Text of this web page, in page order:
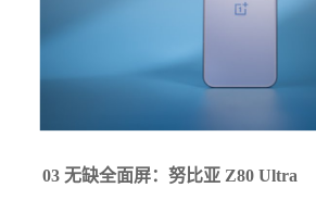
03 无缺全面屏：努比亚 Z80 Ultra